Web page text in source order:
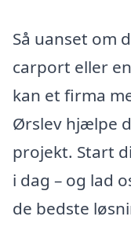
Så uanset om
carport eller
kan et firma
Ørslev hjælpe
projekt. Start
i dag – og lad
de bedste